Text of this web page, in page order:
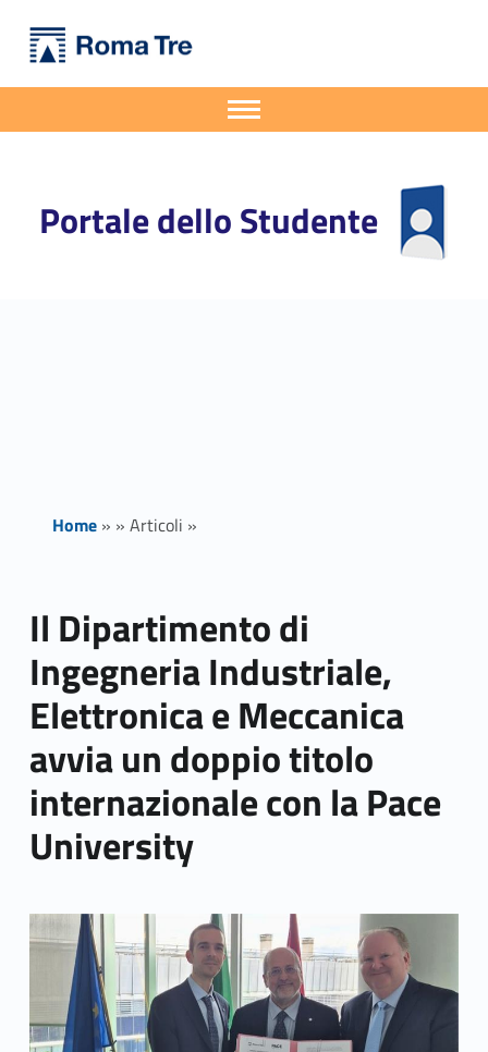
Il Dipartimento di Ingegneria Industriale, Elettronica e Meccanica avvia un doppio titolo internazionale con la Pace University - Portale dello Studente
Portale dello Studente
Apri il menu secondario
Header info sidebar
Home» » Articoli »
Il Dipartimento di
Ingegneria Industriale,
Elettronica e Meccanica
avvia un doppio titolo
internazionale con la Pace
University
Link identifier archive #link-archive-thumb-soap-38881